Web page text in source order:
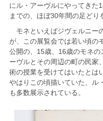
にル・アーヴルにやってきた
までの、ほぼ30年間の足どり
モネといえばジヴェルニー
が、この展覧会では若い頃の
公開の、15歳、16歳のモネ
ーヴルとその周辺の町の民家
術の授業を受けてはいたとは
やはりこの頃描いていた、ル
も多数展示されている。